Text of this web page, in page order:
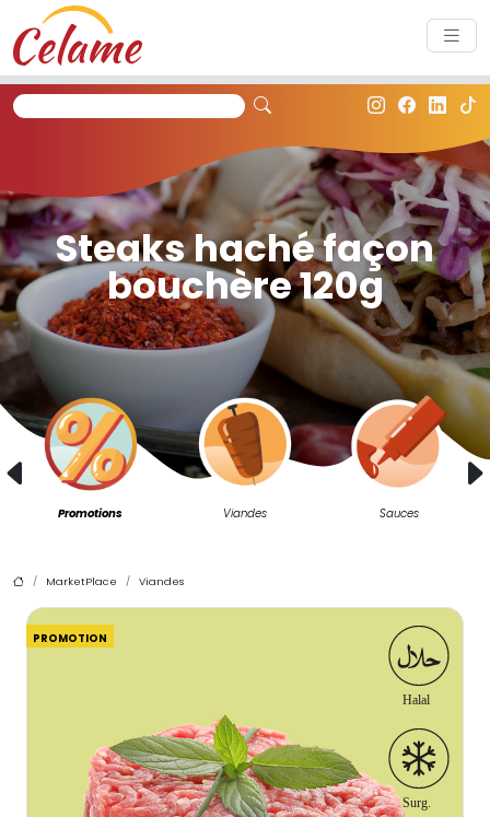
Steaks haché façon
bouchère 120g
Promotions Viandes Sauces
MarketPlace Viandes
PROMOTION
Panneau de gestion des cookies